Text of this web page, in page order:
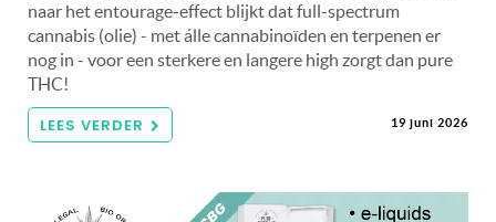
naar het entourage-effect blijkt dat full-spectrum
cannabis (olie) - met álle cannabinoïden en terpenen er
nog in - voor een sterkere en langere high zorgt dan pure
THC!
LEES VERDER 19 juni 2026